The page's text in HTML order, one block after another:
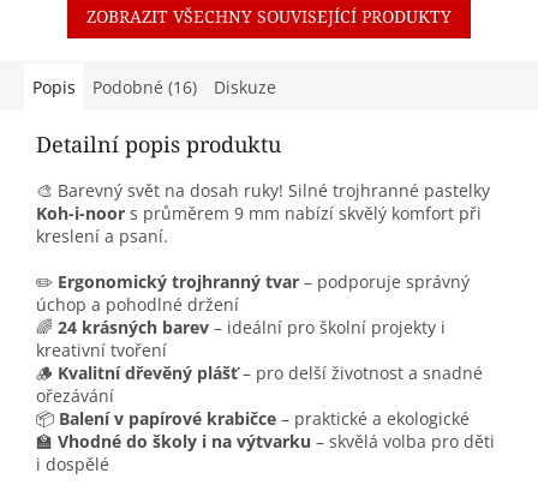
ZOBRAZIT VŠECHNY SOUVISEJÍCÍ PRODUKTY
Popis Podobné (16) Diskuze
Detailní popis produktu
🎨 Barevný svět na dosah ruky! Silné trojhranné pastelky
Koh-i-noor s průměrem 9 mm nabízí skvělý komfort při
kreslení a psaní.
✏️ Ergonomický trojhranný tvar – podporuje správný
úchop a pohodlné držení
🌈 24 krásných barev – ideální pro školní projekty i
kreativní tvoření
🪵 Kvalitní dřevěný plášť– pro delší životnost a snadné
ořezávání
📦 Balení v papírové krabičce – praktické a ekologické
🏫 Vhodné do školy i na výtvarku – skvělá volba pro děti
i dospělé